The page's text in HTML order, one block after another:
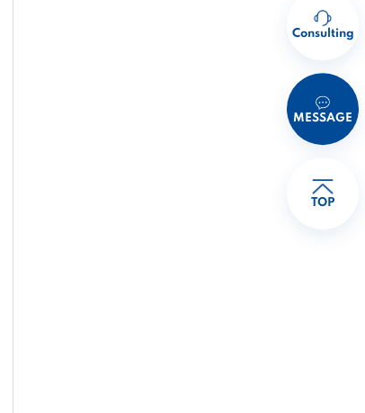
Consulting
MESSAGE
TOP